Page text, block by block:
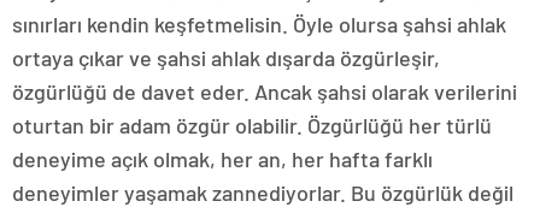
sınırları kendin keşfetmelisin. Öyle olursa şahsi ahlak
ortaya çıkar ve şahsi ahlak dışarda özgürleşir,
özgürlüğü de davet eder. Ancak şahsi olarak verilerini
oturtan bir adam özgür olabilir. Özgürlüğü her türlü
deneyime açık olmak, her an, her hafta farklı
deneyimler yaşamak zannediyorlar. Bu özgürlük değil